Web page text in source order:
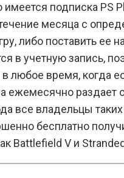
подписка PS
месяца с
либо поставить ее
в учетную запись,
любое время, когда
ежемесячно раздает
все владельцы
бесплатно
Battlefield V и